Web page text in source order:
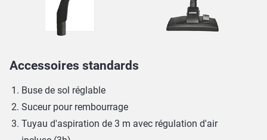
Accessoires standards
Buse de sol réglable
Suceur pour rembourrage
Tuyau d'aspiration de 3 m avec régulation d'air